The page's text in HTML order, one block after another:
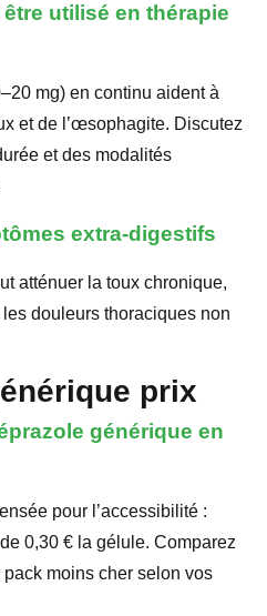
utilisé en thérapie
mg) en continu aident à
et de l’œsophagite. Discutez
et des modalités
extra-digestifs
atténuer la toux chronique,
les douleurs thoraciques non
prix
générique en
pour l’accessibilité :
0,30 € la gélule. Comparez
moins cher selon vos